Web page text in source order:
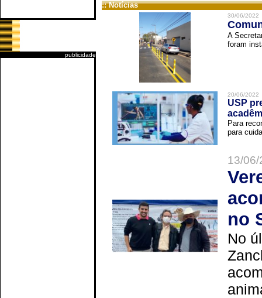
publicidade
:: Notícias
30/06/2022
A
foram
20/06/2022
USP
Para
para
13/
no
No